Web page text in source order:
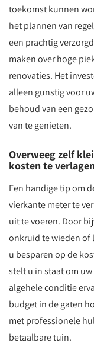
toekomst kunnen
het plannen van
een prachtig
maken over hoge
renovaties. Het
alleen gunstig voor
behoud van een
van te genieten.
Overweeg zelf
kosten te
Een handige tip om
vierkante meter te
uit te voeren. Door
onkruid te wieden of
u besparen op de
stelt u in staat om
algehele conditie
budget in de gaten
met professionele
betaalbare tuin.